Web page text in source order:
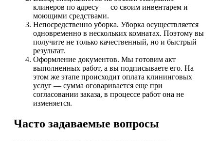
клинеров по адресу — со своим инвентарем и
моющими средствами.
Непосредственно уборка. Уборка осуществляется
одновременно в нескольких комнатах. Поэтому вы
получите не только качественный, но и быстрый
результат.
Оформление документов. Мы готовим акт
выполненных работ, а вы подписываете его. На
этом же этапе происходит оплата клининговых
услуг — сумма оговаривается еще при
согласовании заказа, в процессе работ она не
изменяется.
Часто задаваемые вопросы